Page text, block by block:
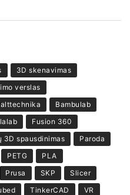
3D skenavimas
verslas
Bambulab
Fusion 360
3D spausdinimas
Paroda
PETG
PLA
Prusa SKP
Slicer
TinkerCAD
VR